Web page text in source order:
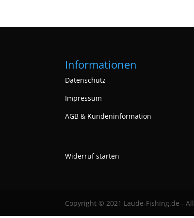
Informationen
Datenschutz
Impressum
AGB & Kundeninformation
Widerruf starten
Copyright © 2021 Laude-Fishing.de -